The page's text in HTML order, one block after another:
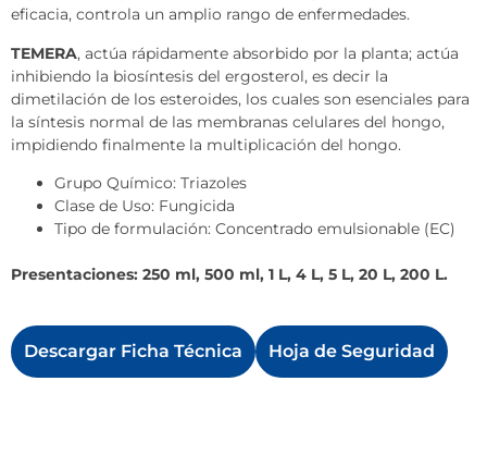
eficacia, controla un amplio rango de enfermedades.
TEMERA, actúa rápidamente absorbido por la planta; actúa
inhibiendo la biosíntesis del ergosterol, es decir la
dimetilación de los esteroides, los cuales son esenciales para
la síntesis normal de las membranas celulares del hongo,
impidiendo finalmente la multiplicación del hongo.
Grupo Químico: Triazoles
Clase de Uso: Fungicida
Tipo de formulación: Concentrado emulsionable (EC)
Presentaciones: 250 ml, 500 ml, 1 L, 4 L, 5 L, 20 L, 200 L.
Descargar Ficha Técnica Hoja de Seguridad